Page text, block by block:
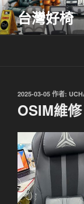
跳
至
主
台灣好椅
發
佈
於
2025-03-05 作者:
OSIM維